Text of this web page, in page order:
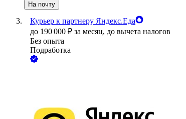
На почту
Курьер к партнеру Яндекс.Еда
до 190 000 ₽ за месяц, до вычета налогов
Без опыта
Подработка